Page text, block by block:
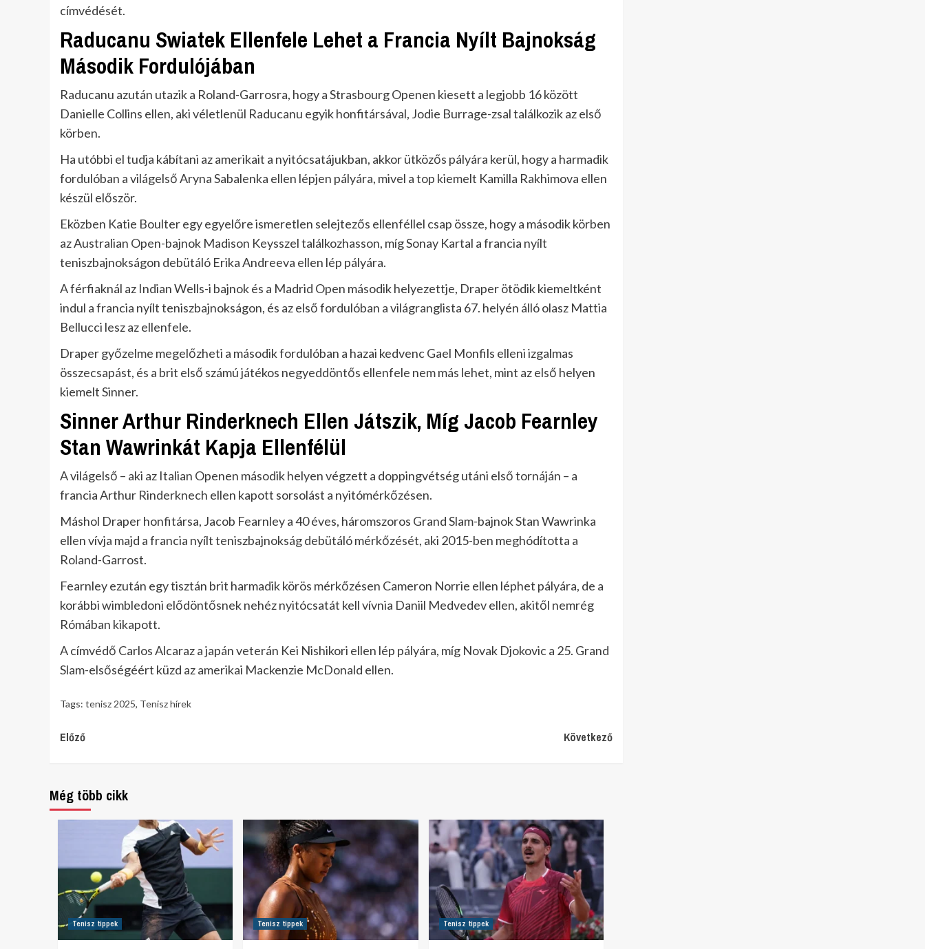
címvédését.
Raducanu Swiatek Ellenfele Lehet a Francia Nyílt Bajnokság
Második Fordulójában
Raducanu azután utazik a Roland-Garrosra, hogy a Strasbourg Openen kiesett a legjobb 16 között
Danielle Collins ellen, aki véletlenül Raducanu egyik honfitársával, Jodie Burrage-zsal találkozik az első
körben.
Ha utóbbi el tudja kábítani az amerikait a nyitócsatájukban, akkor ütközős pályára kerül, hogy a harmadik
fordulóban a világelső Aryna Sabalenka ellen lépjen pályára, mivel a top kiemelt Kamilla Rakhimova ellen
készül először.
Eközben Katie Boulter egy egyelőre ismeretlen selejtezős ellenféllel csap össze, hogy a második körben
az Australian Open-bajnok Madison Keysszel találkozhasson, míg Sonay Kartal a francia nyílt
teniszbajnokságon debütáló Erika Andreeva ellen lép pályára.
A férfiaknál az Indian Wells-i bajnok és a Madrid Open második helyezettje, Draper ötödik kiemeltként
indul a francia nyílt teniszbajnokságon, és az első fordulóban a világranglista 67. helyén álló olasz Mattia
Bellucci lesz az ellenfele.
Draper győzelme megelőzheti a második fordulóban a hazai kedvenc Gael Monfils elleni izgalmas
összecsapást, és a brit első számú játékos negyeddöntős ellenfele nem más lehet, mint az első helyen
kiemelt Sinner.
Sinner Arthur Rinderknech Ellen Játszik, Míg Jacob Fearnley
Stan Wawrinkát Kapja Ellenfélül
A világelső – aki az Italian Openen második helyen végzett a doppingvétség utáni első tornáján – a
francia Arthur Rinderknech ellen kapott sorsolást a nyitómérkőzésen.
Máshol Draper honfitársa, Jacob Fearnley a 40 éves, háromszoros Grand Slam-bajnok Stan Wawrinka
ellen vívja majd a francia nyílt teniszbajnokság debütáló mérkőzését, aki 2015-ben meghódította a
Roland-Garrost.
Fearnley ezután egy tisztán brit harmadik körös mérkőzésen Cameron Norrie ellen léphet pályára, de a
korábbi wimbledoni elődöntősnek nehéz nyitócsatát kell vívnia Daniil Medvedev ellen, akitől nemrég
Rómában kikapott.
A címvédő Carlos Alcaraz a japán veterán Kei Nishikori ellen lép pályára, míg Novak Djokovic a 25. Grand
Slam-elsőségéért küzd az amerikai Mackenzie McDonald ellen.
Tags: tenisz 2025, Tenisz hírek
Continue
Előző Következő
Még több cikk
Tenisz tippek Tenisz tippek Tenisz tippek